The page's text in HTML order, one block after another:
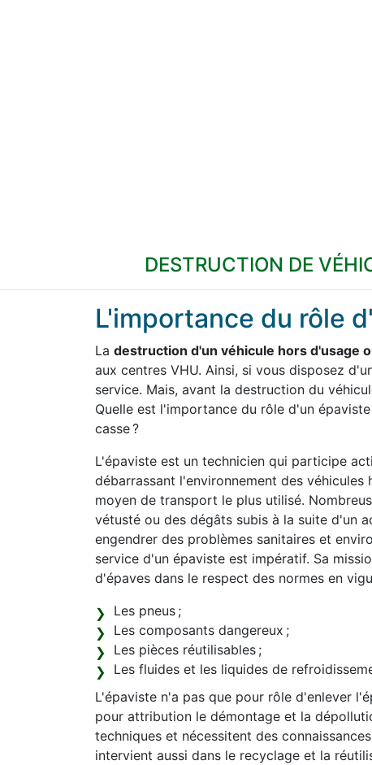
DESTRUCTION DE
L'importance du rôle
La destruction d'un véhicule hors d'usage
aux centres VHU. Ainsi, si vous disposez
service. Mais, avant la destruction du
Quelle est l'importance du rôle d'un
casse ?
L'épaviste est un technicien qui participe
débarrassant l'environnement des
moyen de transport le plus utilisé.
vétusté ou des dégâts subis à la suite d'un
engendrer des problèmes sanitaires et
service d'un épaviste est impératif. Sa
d'épaves dans le respect des normes en
Les pneus ;
Les composants dangereux ;
Les pièces réutilisables ;
Les fluides et les liquides de
L'épaviste n'a pas que pour rôle d'enlever
pour attribution le démontage et la
techniques et nécessitent des
intervient aussi dans le recyclage et la